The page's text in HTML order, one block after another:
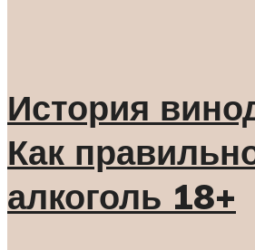
История
Как
алкоголь 18+